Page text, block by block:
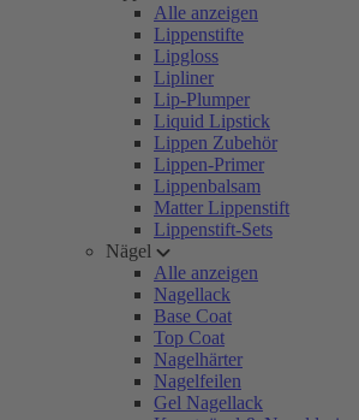
Alle anzeigen
Lippenstifte
Lipgloss
Lipliner
Lip-Plumper
Liquid Lipstick
Lippen Zubehör
Lippen-Primer
Lippenbalsam
Matter Lippenstift
Lippenstift-Sets
Nägel
Alle anzeigen
Nagellack
Base Coat
Top Coat
Nagelhärter
Nagelfeilen
Gel Nagellack